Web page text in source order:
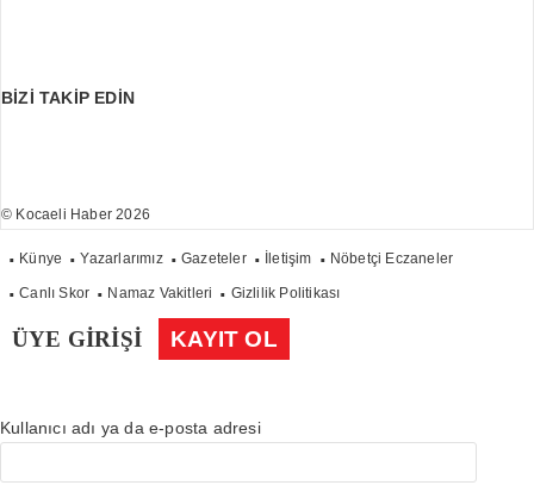
BİZİ TAKİP EDİN
© Kocaeli Haber 2026
Künye Yazarlarımız Gazeteler İletişim Nöbetçi Eczaneler
Canlı Skor Namaz Vakitleri Gizlilik Politikası
ÜYE GİRİŞİ KAYIT OL
Kullanıcı adı ya da e-posta adresi